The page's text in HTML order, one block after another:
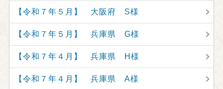
【令和７年５月】 大阪府 S様
【令和７年５月】 兵庫県 G様
【令和７年４月】 兵庫県 H様
【令和７年４月】 兵庫県 A様